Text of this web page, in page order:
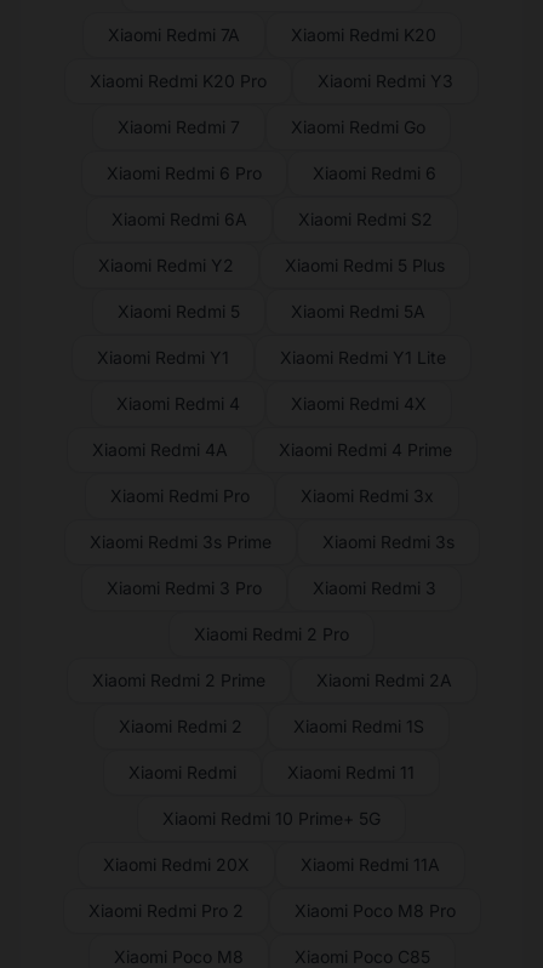
Xiaomi Redmi 7A Xiaomi Redmi K20
Xiaomi Redmi K20 Pro Xiaomi Redmi Y3
Xiaomi Redmi 7 Xiaomi Redmi Go
Xiaomi Redmi 6 Pro Xiaomi Redmi 6
Xiaomi Redmi 6A Xiaomi Redmi S2
Xiaomi Redmi Y2 Xiaomi Redmi 5 Plus
Xiaomi Redmi 5 Xiaomi Redmi 5A
Xiaomi Redmi Y1 Xiaomi Redmi Y1 Lite
Xiaomi Redmi 4 Xiaomi Redmi 4X
Xiaomi Redmi 4A Xiaomi Redmi 4 Prime
Xiaomi Redmi Pro Xiaomi Redmi 3x
Xiaomi Redmi 3s Prime Xiaomi Redmi 3s
Xiaomi Redmi 3 Pro Xiaomi Redmi 3
Xiaomi Redmi 2 Pro
Xiaomi Redmi 2 Prime Xiaomi Redmi 2A
Xiaomi Redmi 2 Xiaomi Redmi 1S
Xiaomi Redmi Xiaomi Redmi 11
Xiaomi Redmi 10 Prime+ 5G
Xiaomi Redmi 20X Xiaomi Redmi 11A
Xiaomi Redmi Pro 2 Xiaomi Poco M8 Pro
Xiaomi Poco M8 Xiaomi Poco C85